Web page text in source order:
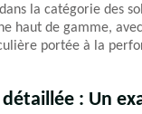
la catégorie des
haut de gamme,
portée à la
: Un